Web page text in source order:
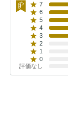
7
6
5
4
3
2
1
0
評価なし